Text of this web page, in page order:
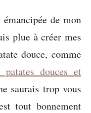
de mon
plue à créer mes
douce, comme
douces et
saurais trop vous
tout bonnement